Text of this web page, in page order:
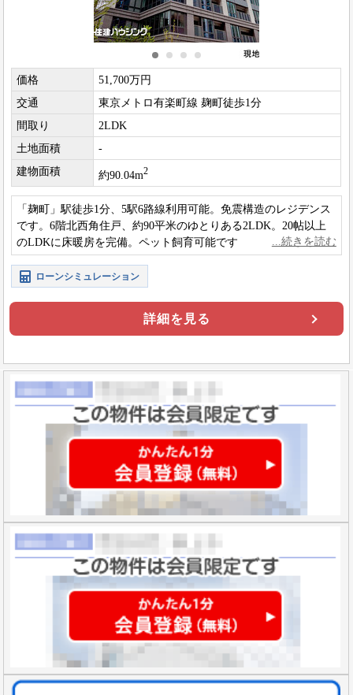
価格
51,700万円
交通
東京メトロ有楽町線 麹町徒歩1分
間取り
2LDK
土地面積
-
建物面積
約90.04m2
「麹町」駅徒歩1分、5駅6路線利用可能。免震構造のレジデンス
です。6階北西角住戸、約90平米のゆとりある2LDK。20帖以上
のLDKに床暖房を完備。ペット飼育可能です。
ローンシミュレーション
詳細を見る